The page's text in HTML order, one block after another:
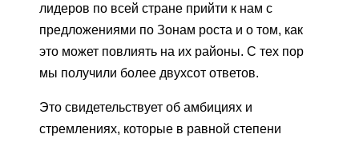
лидеров по всей стране прийти к нам с
предложениями по Зонам роста и о том, как
это может повлиять на их районы. С тех пор
мы получили более двухсот ответов.
Это свидетельствует об амбициях и
стремлениях, которые в равной степени